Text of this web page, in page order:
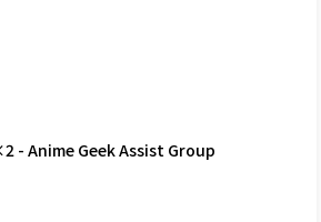
- Anime Geek Assist Group